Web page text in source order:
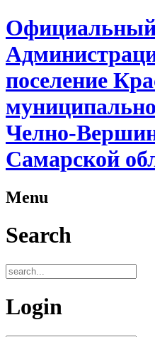
Официальный
поселение
Челно-
Самарской
Menu
Search
Login